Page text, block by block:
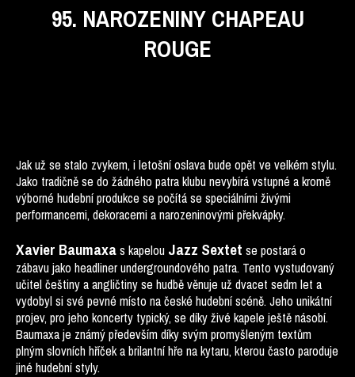
95. NAROZENINY CHAPEAU
ROUGE
Jak už se stalo zvykem, i letošní oslava bude opět ve velkém stylu.
Jako tradičně se do žádného patra klubu nevybírá vstupné a kromě
výborné hudební produkce se počítá se speciálními živými
performancemi, dekoracemi a narozeninovými překvápky.
Xavier Baumaxas kapelou Jazz Sextet se postará o
zábavu jako headliner undergroundového patra. Tento vystudovaný
učitel češtiny a angličtiny se hudbě věnuje už dvacet sedm let a
vydobyl si své pevné místo na české hudební scéně. Jeho unikátní
projev, pro jeho koncerty typický, se díky živé kapele ještě násobí.
Baumaxa je známý především díky svým promyšleným textům
plným slovních hříček a brilantní hře na kytaru, kterou často paroduje
jiné hudební styly.